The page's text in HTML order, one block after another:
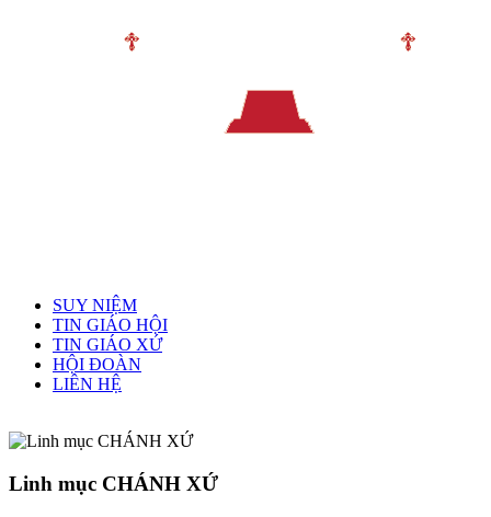
SUY NIỆM
TIN GIÁO HỘI
TIN GIÁO XỨ
HỘI ĐOÀN
LIÊN HỆ
Linh mục CHÁNH XỨ